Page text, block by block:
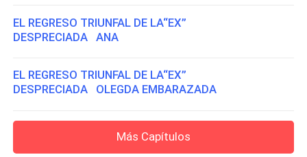
EL REGRESO TRIUNFAL DE LA“EX”
DESPRECIADA ANA
EL REGRESO TRIUNFAL DE LA“EX”
DESPRECIADA OLEGDA EMBARAZADA
Más Capítulos